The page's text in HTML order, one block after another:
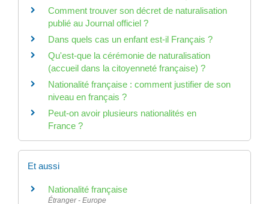
Comment trouver son décret de naturalisation
publié au Journal officiel ?
Dans quels cas un enfant est-il Français ?
Qu'est-que la cérémonie de naturalisation
(accueil dans la citoyenneté française) ?
Nationalité française : comment justifier de son
niveau en français ?
Peut-on avoir plusieurs nationalités en
France ?
Et aussi
Nationalité française
Étranger - Europe